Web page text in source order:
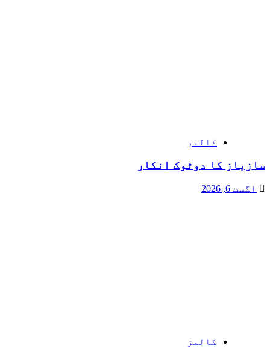
کالمز
سازباز کا دوٹوک انکار
اگست 6, 2026
کالمز